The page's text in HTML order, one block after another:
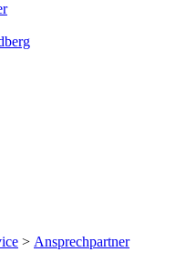
> Ansprechpartner